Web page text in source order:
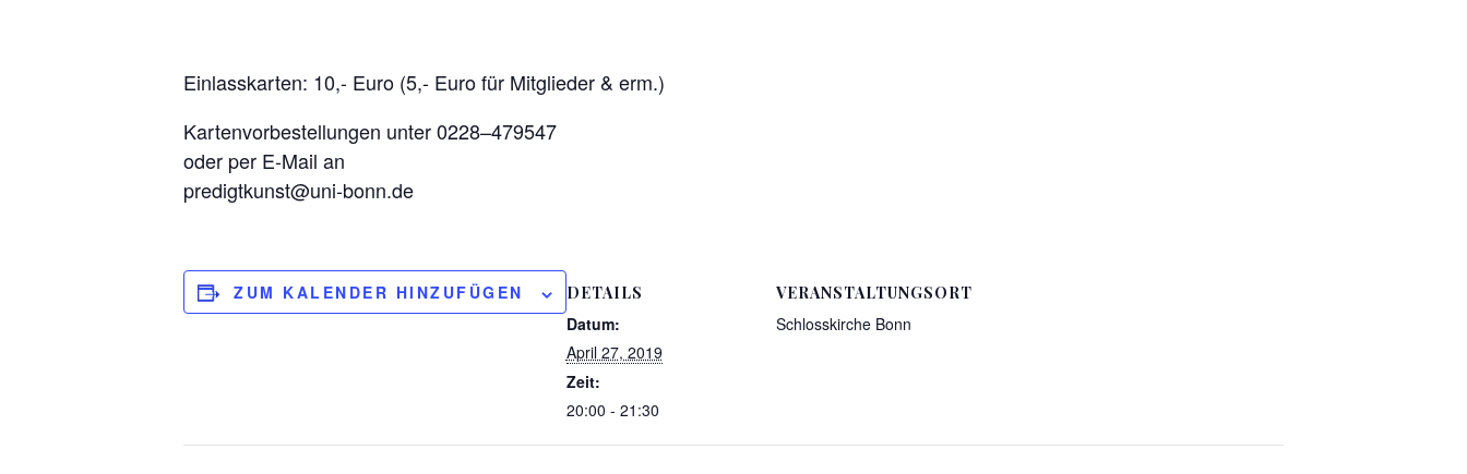
Einlasskarten: 10,- Euro (5,- Euro für Mitglieder & erm.)
Kartenvorbestellungen unter 0228–479547
oder per E-Mail an
predigtkunst@uni-bonn.de
ZUM KALENDER HINZUFÜGEN DETAILS
Datum:
April 27, 2019
Zeit:
20:00 - 21:30
VERANSTALTUNGSORT
Schlosskirche Bonn